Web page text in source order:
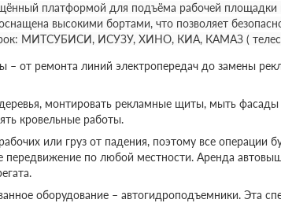
платформой для подъёма рабочей
высокими бортами, что позволяет
МИТСУБИСИ, ИСУЗУ, ХИНО, КИА, КАМАЗ (
от ремонта линий электропередач до замены
монтировать рекламные щиты, мыть
кровельные работы.
или груз от падения, поэтому все операции
передвижение по любой местности. Аренда
оборудование – автогидроподъемники. Эта